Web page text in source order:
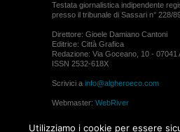
Testata giornalistica indipendente
presso il tribunale di Sassari n° 228/
Direttore: Gioele Damiano Cantoni
Editrice: Città Grafica
Redazione: Via Goceano, 10 - 07041
ISSN 2532-618X
Scrivici a info@algheroeco.com
Webmaster: WebRiver
Utilizziamo i cookie per essere